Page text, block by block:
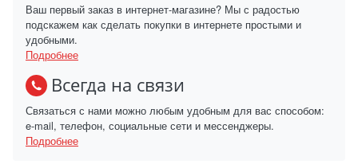
Ваш первый заказ в интернет-магазине? Мы с радостью
подскажем как сделать покупки в интернете простыми и
удобными.
Подробнее
Всегда на связи
Связаться с нами можно любым удобным для вас способом:
e-mail, телефон, социальные сети и мессенджеры.
Подробнее